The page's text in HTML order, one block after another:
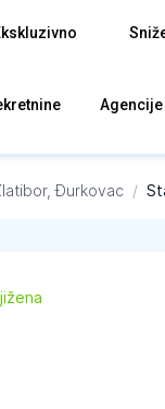
Agencije
Đurkovac /